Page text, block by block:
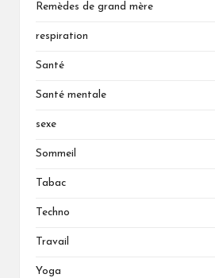
Remèdes de grand mère
respiration
Santé
Santé mentale
sexe
Sommeil
Tabac
Techno
Travail
Yoga